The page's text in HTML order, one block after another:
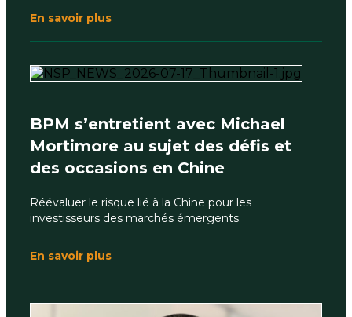
En savoir plus
BPM s’entretient avec Michael
Mortimore au sujet des défis et
des occasions en Chine
Réévaluer le risque lié à la Chine pour les
investisseurs des marchés émergents.
En savoir plus